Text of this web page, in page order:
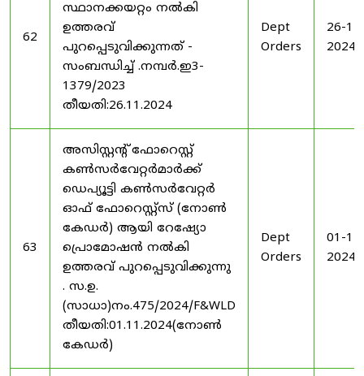
62
സ്ഥാനക്കയറ്റം നൽകി
ഉത്തരവ്
പുറപ്പെടുവിക്കുന്നത് -
സംബന്ധിച്ച് .നമ്പർ.ഇ3-
1379/2023
തീയതി:26.11.2024
Dept
Orders
26-
2024
63
അസിസ്റ്റന്റ് ഫോറെസ്റ്റ്
കൺസർവേറ്റർമാർക്ക്
ഡെപ്യൂട്ടി കൺസർവേറ്റർ
ഓഫ് ഫോറെസ്റ്റ്സ് (നോൺ
കേഡർ) ആയി റേഷ്യോ
പ്രൊമോഷൻ നൽകി
ഉത്തരവ് പുറപ്പെടുവിക്കുന്നു
. സ.ഉ.
(സാധാ)നം.475/2024/F&WLD
തീയതി:01.11.2024(നോൺ
കേഡർ)
Dept
Orders
01-
2024